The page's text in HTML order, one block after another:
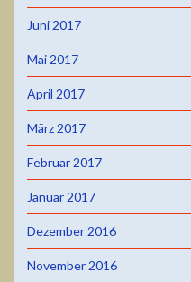
Juni 2017
Mai 2017
April 2017
März 2017
Februar 2017
Januar 2017
Dezember 2016
November 2016